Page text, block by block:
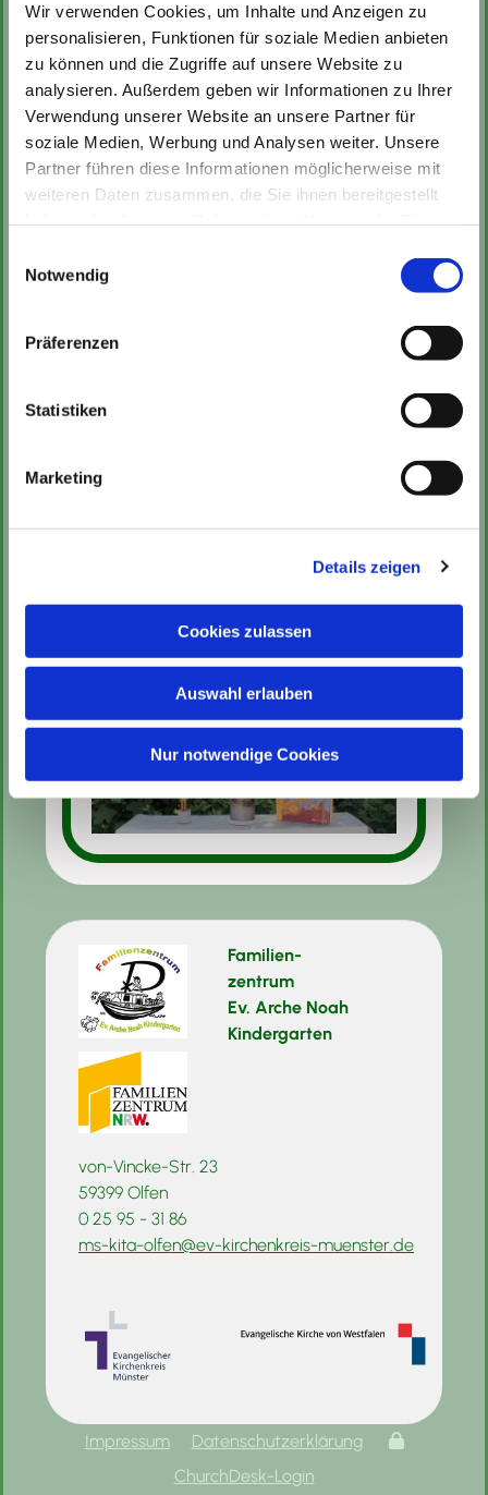
Wir verwenden Cookies, um Inhalte und Anzeigen zu
personalisieren, Funktionen für soziale Medien anbieten
zu können und die Zugriffe auf unsere Website zu
analysieren. Außerdem geben wir Informationen zu Ihrer
Verwendung unserer Website an unsere Partner für
soziale Medien, Werbung und Analysen weiter. Unsere
Partner führen diese Informationen möglicherweise mit
weiteren Daten zusammen, die Sie ihnen bereitgestellt
Notwendig
Präferenzen
Statistiken
Marketing
Details zeigen
Cookies zulassen
Auswahl erlauben
Nur notwendige Cookies
(Philosophische) Themen des alltäglichen
Lebens der Kinder werden aufgegriffen und
bearbeitet. Religiöse Geschichten aus der Bibel
werden mit den Kindern in Hallo-Gott-Runden,
bzw. im Laufe des Kirchenjahres erarbeitet.
Von den Kindern mitgestaltete Gottesdienste zu
verschiedenen Anlässen, zum Beispiel der
Abschied der Vorschulkinder finden in
evangelischen Christus-Kirchengemeinde Olfen
Familiengottesdienste an Palmsonntag und am
2. Advent, die gemeinsam mit den
Neben der religionspädagogischen Arbeit mit
immer Ansprechpartner in herausfordernden
und belastenden Situationen. Ein offenes Ohr für
die Eltern gehört selbstverständlich zu einer
Beratungsstellen, Seelsorgern oder ähnlichen
Familien-
zentrum
Ev. Arche Noah
Kindergarten
von-Vincke-Str. 23
59399 Olfen
0 25 95 - 31 86
ms-kita-olfen@ev-kirchenkreis-muenster.de
Impressum
Datenschutzerklärung
ChurchDesk-Login